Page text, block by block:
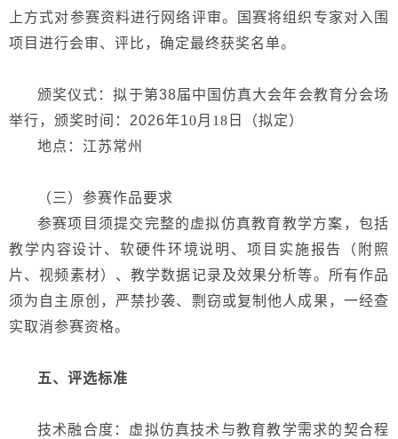
上方式对参赛资料进行网络评审。
国赛将组织 专家对入围
项目进行会审、评比 ，确定最终获奖名单。
颁奖仪式：拟 于第38届中国仿真大会年会教育分会场
举行，颁奖 时间： 2026年10月 18日（拟定）
地点：江苏常州
（三）参赛作品要求
参赛项目须提交完整的虚拟仿真教育教学方案，包括
教学内容设计、软硬件环境说明、项目实施报告（附照
片、视频素材）、教学数据记录及效果分析等。所有作品
须为自主原创，严禁抄袭、剽窃或复制他人成果，一经查
实取消参赛资格。
五、评选标准
技术融合度：虚拟仿真技术与教育教学需求的契合程